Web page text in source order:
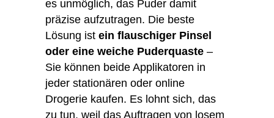
es unmöglich, das Puder damit
präzise aufzutragen. Die beste
Lösung ist ein flauschiger Pinsel
oder eine weiche Puderquaste –
Sie können beide Applikatoren in
jeder stationären oder online
Drogerie kaufen. Es lohnt sich, das
zu tun, weil das Auftragen von losem